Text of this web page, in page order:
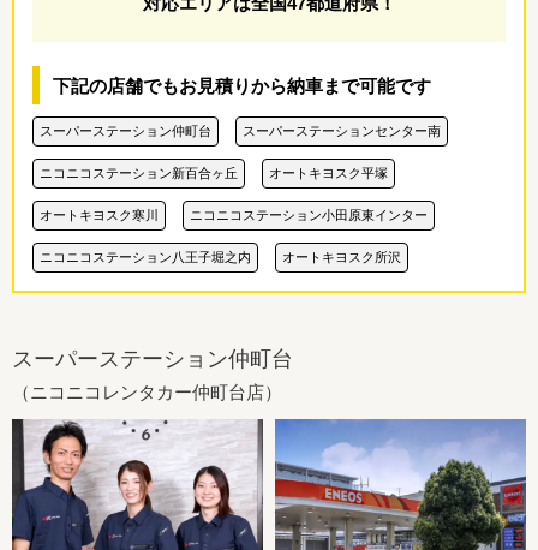
下記の店舗でもお見積りから納車まで可能です
スーパーステーション仲町台 スーパーステーションセンター南
ニコニコステーション新百合ヶ丘 オートキヨスク平塚
オートキヨスク寒川 ニコニコステーション小田原東インター
ニコニコステーション八王子堀之内 オートキヨスク所沢
スーパーステーション仲町台
（ニコニコレンタカー仲町台店）